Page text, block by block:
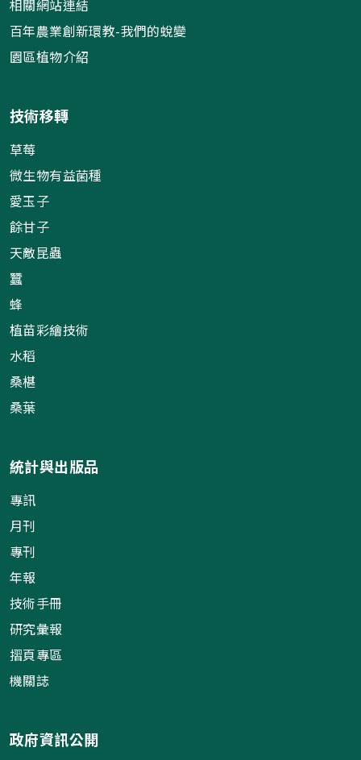
相關網站連結
百年農業創新環教-我們的蛻變
園區植物介紹
技術移轉
草莓
微生物有益菌種
愛玉子
餘甘子
天敵昆蟲
蠶
蜂
植苗彩繪技術
水稻
桑椹
桑葉
統計與出版品
專訊
月刊
專刊
年報
技術手冊
研究彙報
摺頁專區
機關誌
政府資訊公開